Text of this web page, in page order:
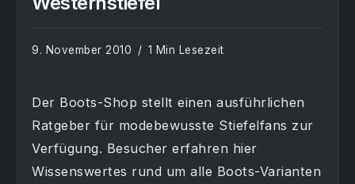
9. November 2010 1 Min Lesezeit
Der Boots-Shop stellt einen ausführlichen
Ratgeber für modebewusste Stiefelfans zur
Verfügung. Besucher erfahren hier
Wissenswertes rund um alle Boots-Varianten